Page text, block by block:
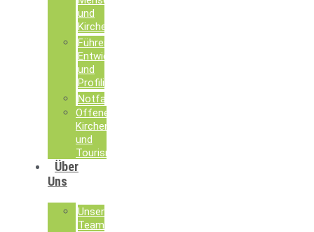
und
Kirche
Führen,
Entwickeln
und
Profilieren
Notfallseelsorge
Offene
Kirchen
und
Tourismusseelsorge
Über
Uns
Unser
Team